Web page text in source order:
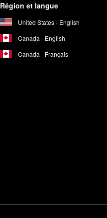
Région et langue
United States - English
Canada - English
Canada - Français